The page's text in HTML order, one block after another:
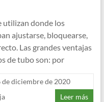
utilizan donde los
ajustarse, bloquearse,
Las grandes ventajas
de tubo son: por
de diciembre de 2020
Leer más